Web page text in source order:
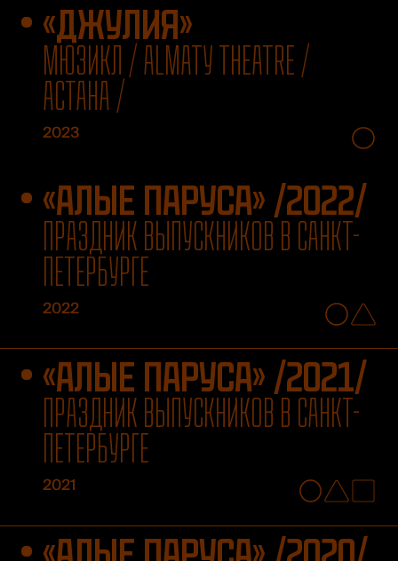
«ДЖУЛИЯ»
МЮЗИКЛ / ALMATY THEATRE /
АСТАНА /
2023
«АЛЫЕ ПАРУСА» /2022/
ПРАЗДНИК ВЫПУСКНИКОВ В САНКТ-
ПЕТЕРБУРГЕ
2022
«АЛЫЕ ПАРУСА» /2021/
ПРАЗДНИК ВЫПУСКНИКОВ В САНКТ-
ПЕТЕРБУРГЕ
2021